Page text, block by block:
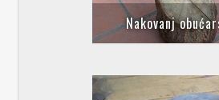
Nakovanj